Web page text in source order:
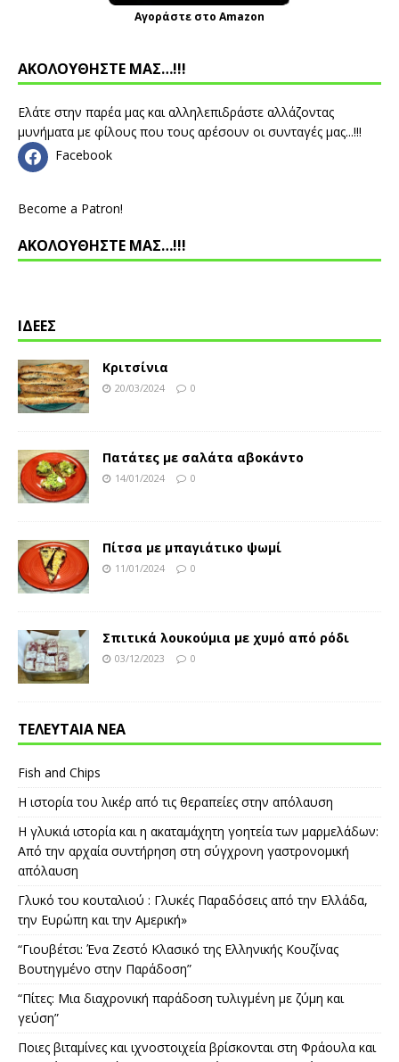
Αγοράστε στο Amazon
ΑΚΟΛΟΥΘΗΣΤΕ ΜΑΣ…!!!
Ελάτε στην παρέα μας και αλληλεπιδράστε αλλάζοντας
μυνήματα με φίλους που τους αρέσουν οι συνταγές μας...!!!
Facebook
Become a Patron!
ΑΚΟΛΟΥΘΗΣΤΕ ΜΑΣ…!!!
ΙΔΕΕΣ
Κριτσίνια
20/03/2024 0
Πατάτες με σαλάτα αβοκάντο
14/01/2024 0
Πίτσα με μπαγιάτικο ψωμί
11/01/2024 0
Σπιτικά λουκούμια με χυμό από ρόδι
03/12/2023 0
ΤΕΛΕΥΤΑΙΑ ΝΕΑ
Fish and Chips
Η ιστορία του λικέρ από τις θεραπείες στην απόλαυση
Η γλυκιά ιστορία και η ακαταμάχητη γοητεία των μαρμελάδων:
Από την αρχαία συντήρηση στη σύγχρονη γαστρονομική
απόλαυση
Γλυκό του κουταλιού : Γλυκές Παραδόσεις από την Ελλάδα,
την Ευρώπη και την Αμερική»
“Γιουβέτσι: Ένα Ζεστό Κλασικό της Ελληνικής Κουζίνας
Βουτηγμένο στην Παράδοση”
“Πίτες: Μια διαχρονική παράδοση τυλιγμένη με ζύμη και
γεύση”
Ποιες βιταμίνες και ιχνοστοιχεία βρίσκονται στη Φράουλα και